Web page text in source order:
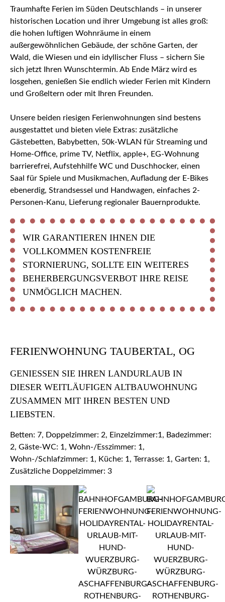
Traumhafte Ferien im Süden Deutschlands – in unserer
historischen Location und ihrer Umgebung ist alles groß:
die hohen luftigen Wohnräume in einem
außergewöhnlichen Gebäude, der schöne Garten, der
Wald, die Wiesen und ein idyllischer Fluss – sichern Sie
sich jetzt Ihren Wunschtermin. Ab Ende März wird es
losgehen, genießen Sie endlich wieder Ferien mit Kindern
und Großeltern oder mit Ihren Freunden.
Unsere beiden riesigen Ferienwohnungen sind bestens
ausgestattet und bieten viele Extras: zusätzliche
Gästebetten, Babybetten, 50k-WLAN für Streaming und
Home-Office, prime TV, Netflix, apple+, EG-Wohnung
barrierefrei, Aufstehhilfe WC und Duschhocker, einen
Saal für Spiele und Musikmachen, Aufladung der E-Bikes
ebenerdig, Strandsessel und Handwagen, einfaches 2-
Personen-Kanu, Lieferung regionaler Bauernprodukte.
WIR GARANTIEREN IHNEN DIE
VOLLKOMMEN KOSTENFREIE
STORNIERUNG, SOLLTE EIN WEITERES
BEHERBERGUNGSVERBOT IHRE REISE
UNMÖGLICH MACHEN.
FERIENWOHNUNG TAUBERTAL, OG
GENIESSEN SIE IHREN LANDURLAUB IN D
IESER WEITLÄUFIGEN ALTBAUWOHNUNG Z
USAMMEN MIT IHREN BESTEN UND L
IEBSTEN.
Betten: 7, Doppelzimmer: 2, Einzelzimmer:1, Badezimmer:
2, Gäste-WC: 1, Wohn-/Esszimmer: 1,
Wohn-/Schlafzimmer: 1, Küche: 1, Terrasse: 1, Garten: 1,
Zusätzliche Doppelzimmer: 3